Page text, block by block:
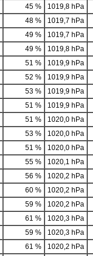
45 %
1019,8 hPa
48 %
1019,7 hPa
49 %
1019,7 hPa
49 %
1019,8 hPa
51 %
1019,9 hPa
52 %
1019,9 hPa
53 %
1019,9 hPa
51 %
1019,9 hPa
51 %
1020,0 hPa
53 %
1020,0 hPa
51 %
1020,0 hPa
55 %
1020,1 hPa
56 %
1020,2 hPa
60 %
1020,2 hPa
59 %
1020,2 hPa
61 %
1020,3 hPa
59 %
1020,3 hPa
61 %
1020,2 hPa